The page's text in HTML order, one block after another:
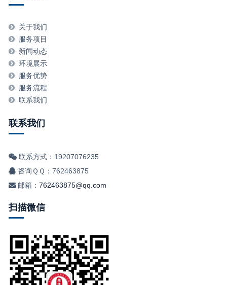
关于我们
服务项目
新闻动态
环境展示
服务优势
服务流程
联系我们
联系我们
联系方式：19207076235
咨询ＱＱ：762463875
邮箱：762463875@qq.com
扫描微信